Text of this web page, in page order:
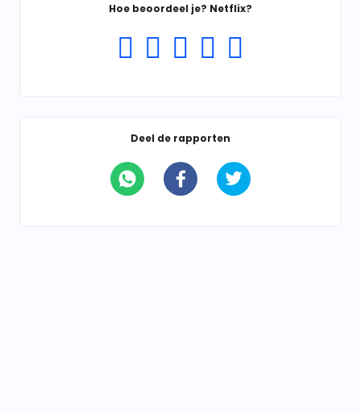
Hoe beoordeel je? Netflix?
Deel de rapporten